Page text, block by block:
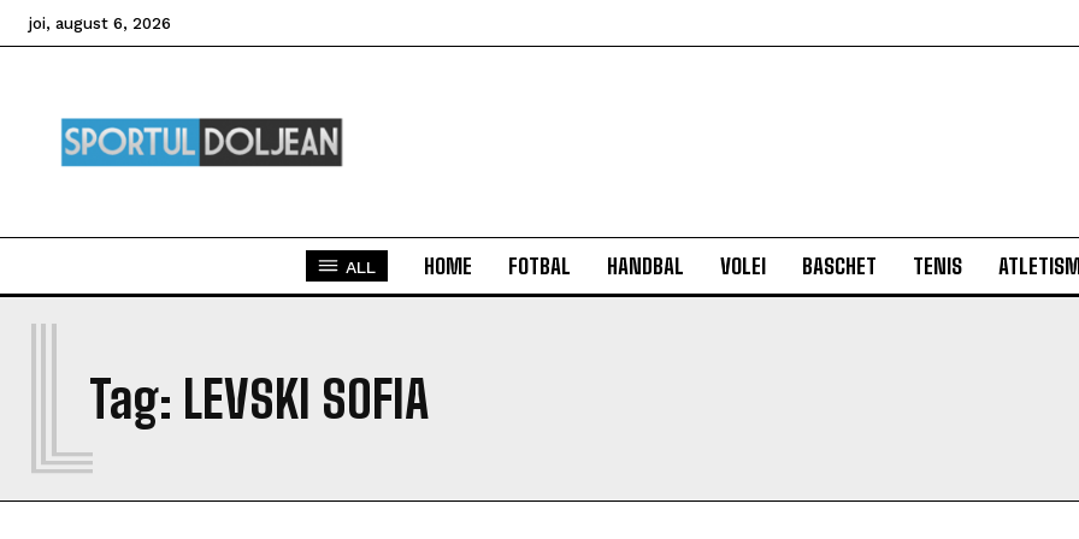
joi, august 6, 2026
ALL HOME FOTBAL HANDBAL VOLEI BASCHET TENIS
Tag: LEVSKI SOFIA
L